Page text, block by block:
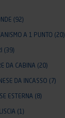
(92)
A 1 PUNTO (20)
(39)
DA CABINA (20)
DA INCASSO (7)
ESTERNA (8)
(1)